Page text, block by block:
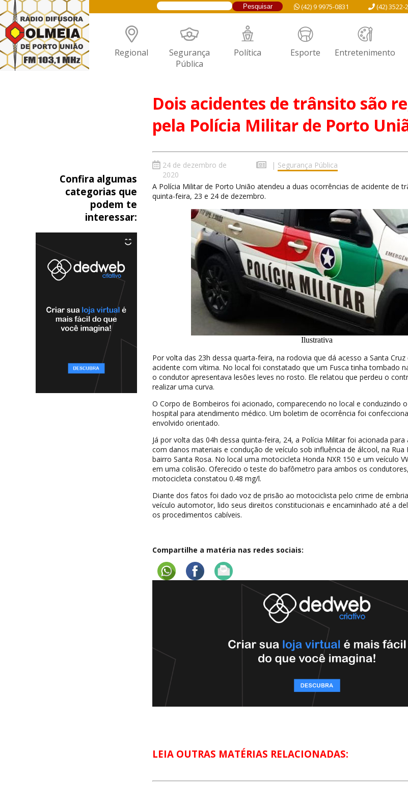
(42) 3522-
(42) 9 9975-0831
Regional Segurança
Pública
Política Esporte Entretenimento
Dois acidentes de trânsito são
pela Polícia Militar de Porto
Confira algumas
categorias que
podem te
interessar:
24 de dezembro de
2020
| Segurança Pública
A Polícia Militar de Porto União atendeu a duas ocorrências de acidente de
quinta-feira, 23 e 24 de dezembro.
Ilustrativa
Por volta das 23h dessa quarta-feira, na rodovia que dá acesso a Santa
acidente com vítima. No local foi constatado que um Fusca tinha tombado
o condutor apresentava lesões leves no rosto. Ele relatou que perdeu o
realizar uma curva.
O Corpo de Bombeiros foi acionado, comparecendo no local e conduzindo
hospital para atendimento médico. Um boletim de ocorrência foi
envolvido orientado.
Já por volta das 04h dessa quinta-feira, 24, a Polícia Militar foi acionada
com danos materiais e condução de veículo sob influência de álcool, na Rua
bairro Santa Rosa. No local uma motocicleta Honda NXR 150 e um veículo
em uma colisão. Oferecido o teste do bafômetro para ambos os
motocicleta constatou 0.48 mg/l.
Diante dos fatos foi dado voz de prisão ao motociclista pelo crime de
veículo automotor, lido seus direitos constitucionais e encaminhado até a
os procedimentos cabíveis.
Compartilhe a matéria nas redes sociais:
LEIA OUTRAS MATÉRIAS RELACIONADAS: